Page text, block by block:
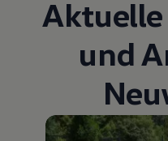
Bulli Magazin
und